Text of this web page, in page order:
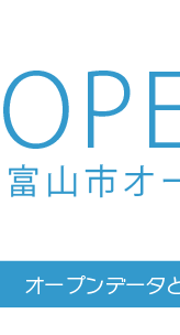
Skip to main content